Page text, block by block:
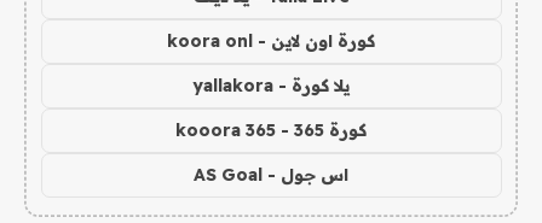
كورة اون لاين - koora onl
يلا كورة - yallakora
كورة 365 - kooora 365
اس جول - AS Goal